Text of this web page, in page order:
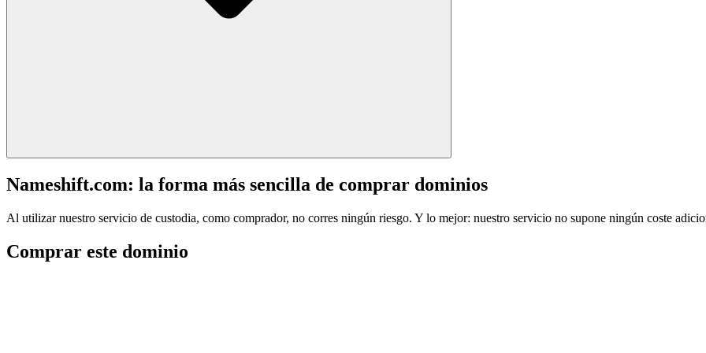
Nameshift.com: la forma más sencilla de comprar dominios
Al utilizar nuestro servicio de custodia, como comprador, no corres ningún riesgo. Y lo mejor: nuestro servicio no supone ningún coste
Comprar este dominio